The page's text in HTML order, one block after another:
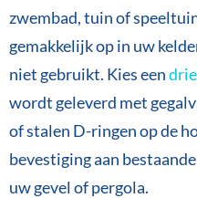
zwembad, tuin of
gemakkelijk op in uw
niet gebruikt. Kies een
wordt geleverd met
of stalen D-ringen op de
bevestiging aan
uw gevel of pergola.